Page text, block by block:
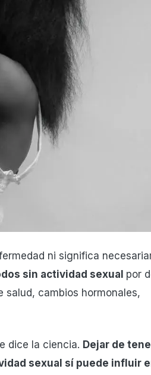
ni significa
sin actividad sexual por
salud, cambios hormonales,
dice la ciencia. Dejar de
sexual sí puede influir